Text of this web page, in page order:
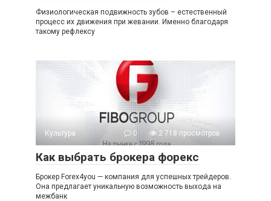
Физиологическая подвижность зубов – естественный
процесс их движения при жевании. Именно благодаря
такому рефлексу
Культура 0 2 718 просмотров
Как выбрать брокера форекс
Брокер Forex4you — компания для успешных трейдеров.
Она предлагает уникальную возможность выхода на
межбанк